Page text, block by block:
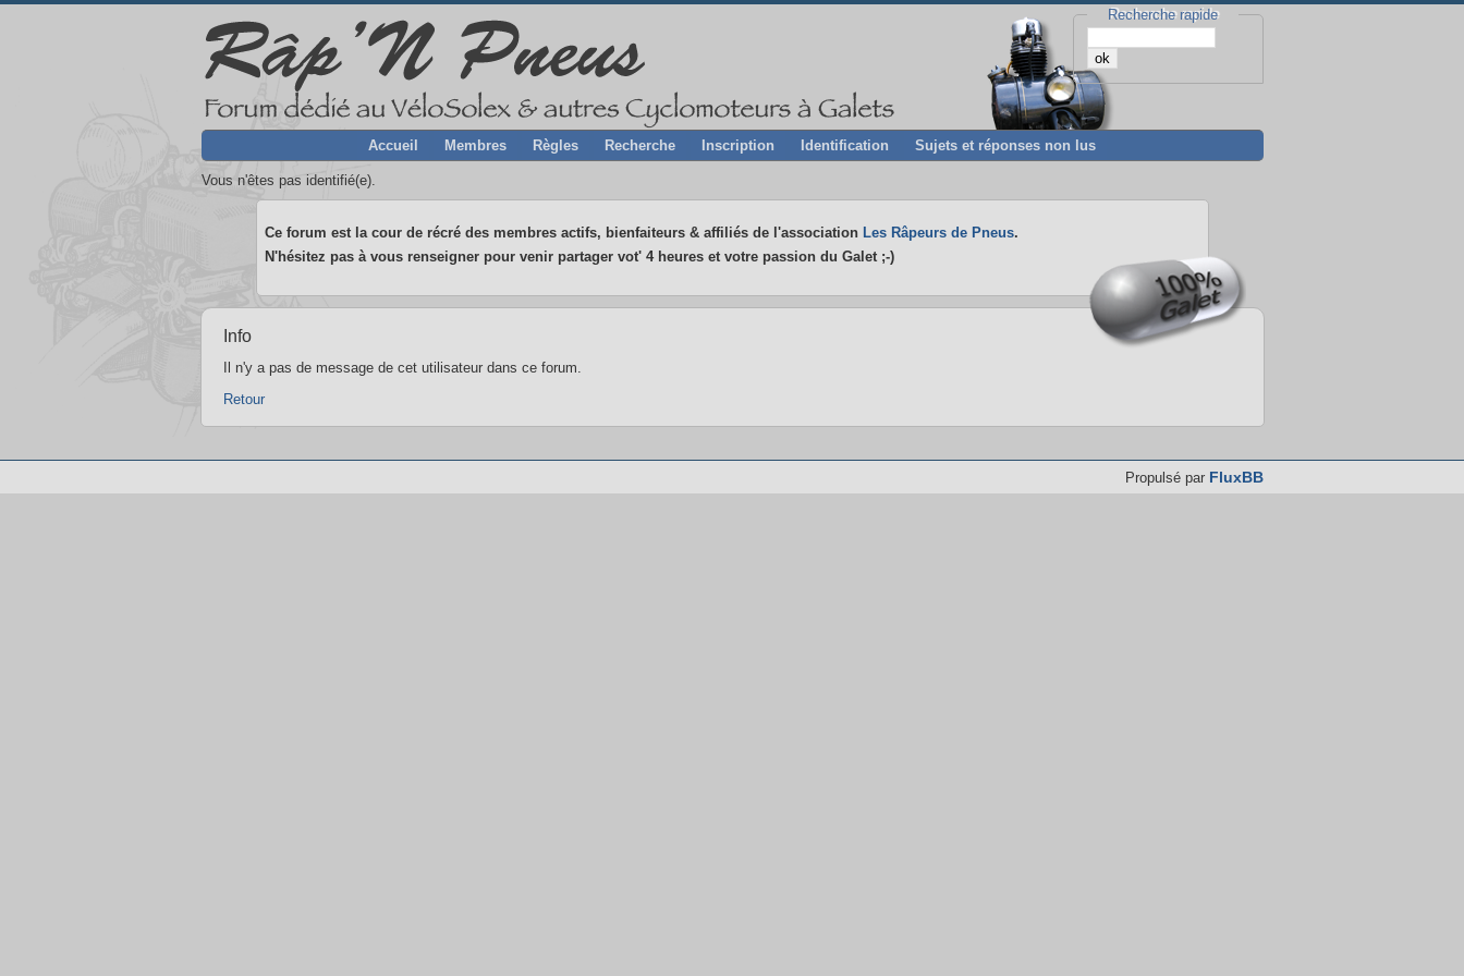
Recherche rapide
Accueil Membres Règles Recherche Inscription Identification Sujets et réponses non lus
Vous n'êtes pas identifié(e).
Ce forum est la cour de récré des membres actifs, bienfaiteurs & affiliés de l'association Les Râpeurs de Pneus.
N'hésitez pas à vous renseigner pour venir partager vot' 4 heures et votre passion du Galet ;-)
Info
Il n'y a pas de message de cet utilisateur dans ce forum.
Retour
Propulsé par FluxBB